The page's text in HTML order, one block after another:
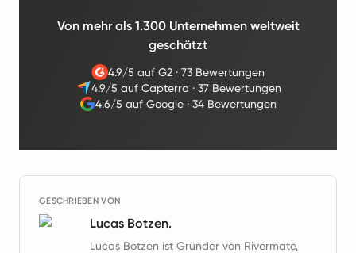
Von mehr als 1.300 Unternehmen weltweit
geschätzt
4.9/5 auf G2· 73 Bewertungen
4.9/5 auf Capterra · 37 Bewertungen
4.6/5 auf Google ·34 Bewertungen
GESCHRIEBEN VON
Lucas Botzen.
Lucas Botzen ist Gründer von Rivermate,